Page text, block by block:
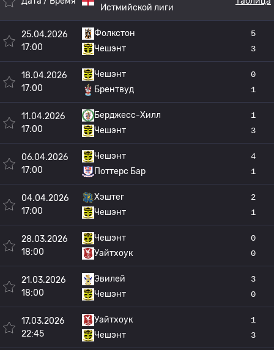
Истмийской лиги
25.04.2026
17:00
Фолкстон
Чешэнт
5
3
18.04.2026
17:00
Чешэнт
Брентвуд
0
1
11.04.2026
17:00
Берджесс-Хилл
Чешэнт
1
3
06.04.2026
17:00
Чешэнт
Поттерс Бар
4
1
04.04.2026
17:00
Хэштег
Чешэнт
2
1
28.03.2026
18:00
Чешэнт
Уайтхоук
0
0
21.03.2026
18:00
Эвилей
Чешэнт
3
0
17.03.2026
22:45
Уайтхоук
Чешэнт
1
3